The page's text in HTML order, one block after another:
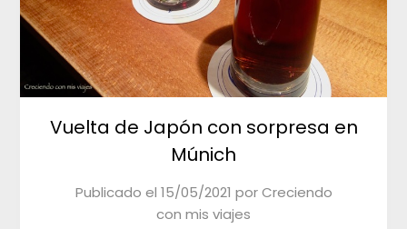
Vuelta de Japón con sorpresa en
Múnich
Publicado el 15/05/2021 porCreciendo
con mis viajes